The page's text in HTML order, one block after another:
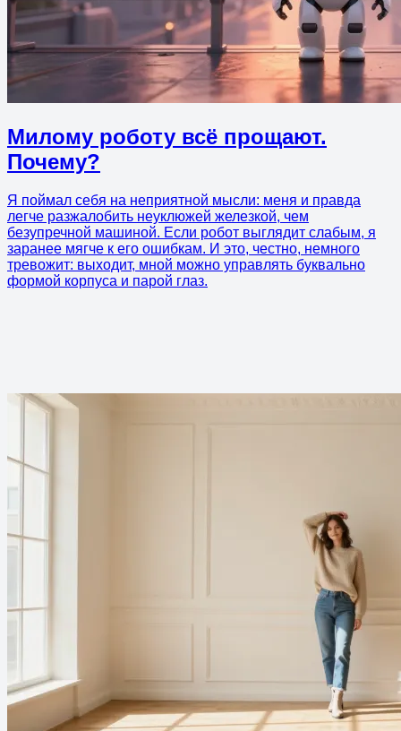
Милому роботу всё прощают.
Почему?
Я поймал себя на неприятной мысли: меня и правда
легче разжалобить неуклюжей железкой, чем
безупречной машиной. Если робот выглядит слабым, я
заранее мягче к его ошибкам. И это, честно, немного
тревожит: выходит, мной можно управлять буквально
формой корпуса и парой глаз.